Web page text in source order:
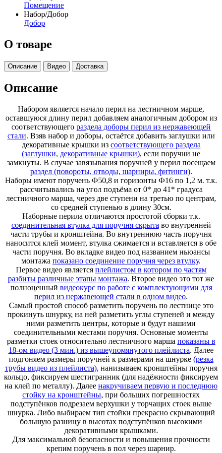
Помещение
Набор/Добор
Добор
О товаре
Описание Видео Доставка
Описание
Набором является начало перил на лестничном марше,
оставшуюся длину перил добавляем аналогичным добором из
соответствующего раздела доборы перил из нержавеющей
стали. Взяв набор и доборы, остаётся добавить заглушки или
декоративные крышки из соответствующего раздела
(заглушки, декоративные крышки), если поручни не
замкнуты. В случае завязывания поручней у перил посещаем
раздел (повороты, отводы, шарниры, фитинги).
Наборы имеют поручень Ф50,8 и горизонты Ф16 по 1,2 м. т.к.
рассчитывались на угол подъёма от 0* до 41* градуса
лестничного марша, через две ступени на третью по центрам,
со средней ступенью в длину 30см.
Наборные перила отличаются простотой сборки т.к.
соединительная втулка для поручня скрыта во внутренней
части трубы и кронштейна. Во внутреннюю часть поручня
наносится клей момент, втулка сжимается и вставляется в обе
части поручня. Во вкладке видео под названием ньюансы
монтажа показано соединение поручня через втулку.
Первое видео является плейлистом в котором по частям
разбиты различные этапы монтажа. Второе видео это тот же
полноценный видеокурс по работе с комплектующими для
перил из нержавеющей стали в одном видео.
Самый простой способ разметить поручень по лестнице это
прокинуть шнурку, на ней разметить углы ступеней и между
ними разметить центры, которые и будут нашими
соединительными местами поручня. Основные моменты
разметки стоек относительно лестничного марша показаны в
18-ом видео (3 мин.) из вышеупомянутого плейлиста. Далее
подгоняем размеры поручней к размерами на шнурке (резка
трубы видео из плейлиста), нанизываем кронштейны поручня
кольцо, фиксируем шестигранник (для надёжности фиксируем
на клей по металлу). Далее накручиваем первую и последнюю
стойку на кронштейны, при больших погрешностях
подступёнков подрезаем верхушки у торчащих стоек выше
шнурка. Либо выбираем тип стойки прекрасно скрывающий
большую разницу в высотах подступёнков высокими
декоративными крышками.
Для максимальной безопасности и повышения прочности
крепим поручень в пол через шарнир.